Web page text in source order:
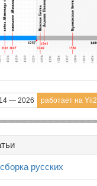
— 2026 работает на Yii2
русских